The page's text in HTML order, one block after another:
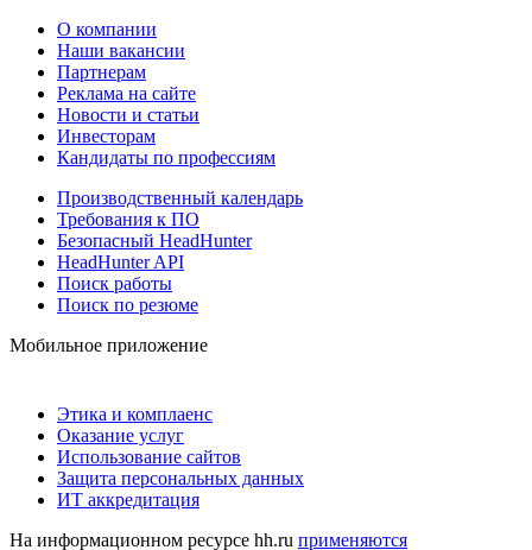
О компании
Наши вакансии
Партнерам
Реклама на сайте
Новости и статьи
Инвесторам
Кандидаты по профессиям
Производственный календарь
Требования к ПО
Безопасный HeadHunter
HeadHunter API
Поиск работы
Поиск по резюме
Мобильное приложение
Этика и комплаенс
Оказание услуг
Использование сайтов
Защита персональных данных
ИТ аккредитация
На информационном ресурсе hh.ru применяются